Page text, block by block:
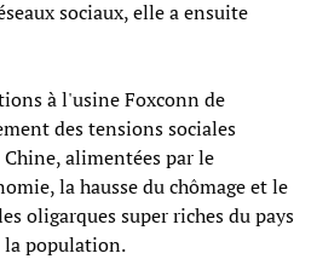
sociaux, elle a ensuite
à l'usine Foxconn de
des tensions sociales
alimentées par le
la hausse du chômage et le
oligarques super riches du pays
la population.